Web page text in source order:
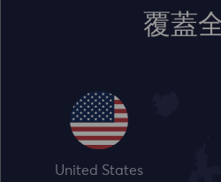
覆蓋
United States